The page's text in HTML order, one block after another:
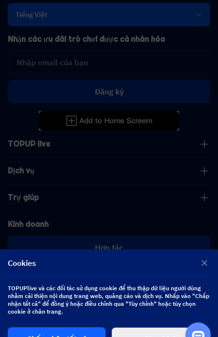
Tiếng Việt
TOPUP live
Dịch vụ
Trợ giúp
Kinh doanh
Hợp tác
[email protected]
Nhận các ưu đãi trò chơi được cá nhân hóa
Đăng ký
Theo dõi chúng tôi
Cookies
TOPUPlive và các đối tác sử dụng cookie để thu thập dữ liệu người dùng
nhằm cải thiện nội dung trang web, quảng cáo và dịch vụ. Nhấp vào "Chấp
nhận tất cả" để đồng ý hoặc điều chỉnh qua "Tùy chỉnh" hoặc tùy chọn
cookie ở chân trang.